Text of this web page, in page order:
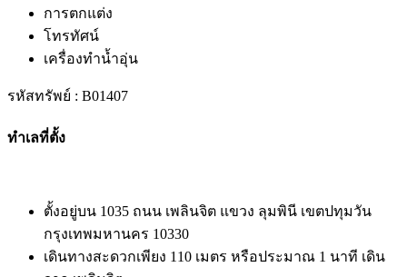
การตกแต่ง
โทรทัศน์
เครื่องทำน้ำอุ่น
รหัสทรัพย์ : B01407
ทำเลที่ตั้ง
ตั้งอยู่บน 1035 ถนน เพลินจิต แขวง ลุมพินี เขตปทุมวัน
กรุงเทพมหานคร 10330
เดินทางสะดวกเพียง 110 เมตร หรือประมาณ 1 นาที เดิน